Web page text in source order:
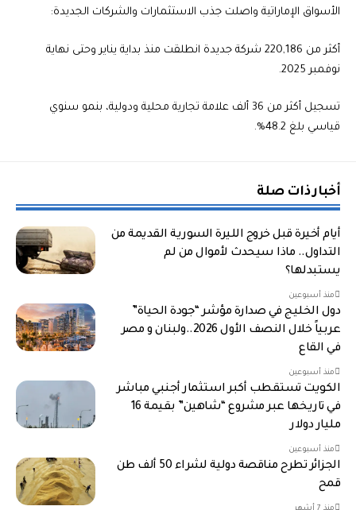
الأسواق الإماراتية واصلت جذب الاستثمارات والشركات الجديدة:
أكثر من 220,186 شركة جديدة انطلقت منذ بداية يناير وحتى نهاية
نوفمبر 2025.
تسجيل أكثر من 36 ألف علامة تجارية محلية ودولية، بنمو سنوي
قياسي بلغ 48.2%.
أخبار ذات صلة
أيام أخيرة قبل خروج الليرة السورية القديمة من
التداول.. ماذا سيحدث لأموال من لم
يستبدلها؟
منذ أسبوعين
دول الخليج في صدارة مؤشر “جودة الحياة”
عربياً خلال النصف الأول 2026..ولبنان و مصر
في القاع
منذ أسبوعين
الكويت تستقطب أكبر استثمار أجنبي مباشر
في تاريخها عبر مشروع “شاهين” بقيمة 16
مليار دولار
منذ أسبوعين
الجزائر تطرح مناقصة دولية لشراء 50 ألف طن
قمح